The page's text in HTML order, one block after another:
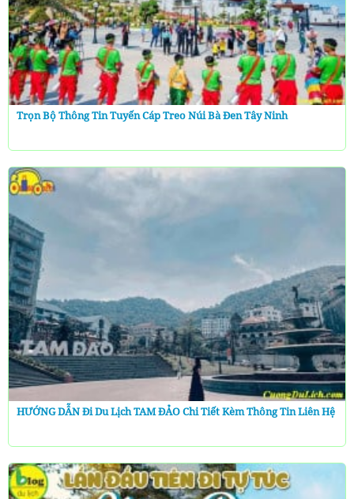
Trọn Bộ Thông Tin Tuyến Cáp Treo Núi Bà Đen Tây Ninh
HƯỚNG DẪN Đi Du Lịch TAM ĐẢO Chi Tiết Kèm Thông Tin Liên Hệ